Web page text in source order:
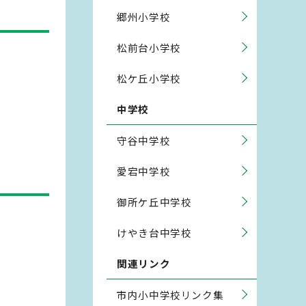
郷州小学校
松前台小学校
松ケ丘小学校
中学校
守谷中学校
愛宕中学校
御所ケ丘中学校
けやき台中学校
関連リンク
市内小中学校リンク集